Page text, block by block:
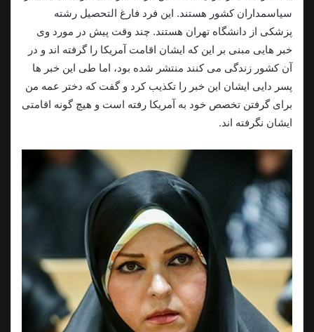
سیاسمداران کشور هستند. این فرد فارغ التحصیل رشته
پزشکی از دانشگاه تهران هستند. چند وقت پیش در مورد وی
خبر هایی مبنی بر این که ایشان اقامت آمریکا را گرفته اند و در
آن کشور زندگی می کنند منتشر شده بود، اما طی این خبر ها
پسر دایی ایشان این خبر را تکذیب کرد و گفت که دختر عمه من
برای گرفتن تخصص خود به آمریکا رفته است و هیچ گونه اقامتی
ایشان نگرفته اند.